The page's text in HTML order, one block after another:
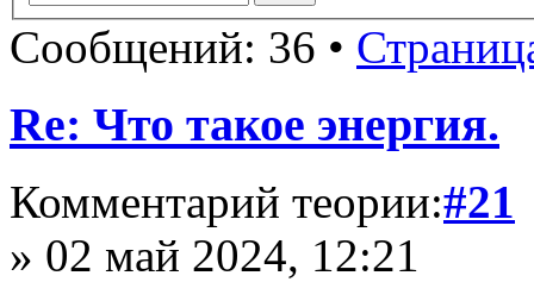
Сообщений: 36 •
Re: Что такое энергия.
Комментарий теории:#21
» 02 май 2024, 12:21